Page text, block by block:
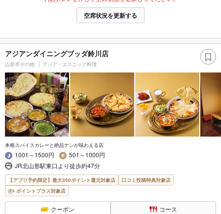
空席状況を更新する
アジアンダイニングブッダ鈴川店
山形市その他 アジア・エスニック料理
本格スパイスカレーと絶品ナンが味わえる店
1001～1500円
501～1000円
JR北山形駅東口より徒歩約47分
【アプリ予約限定】最大350ポイント還元対象店
口コミ投稿特典対象店
ポイントプラス対象店
クーポン コース